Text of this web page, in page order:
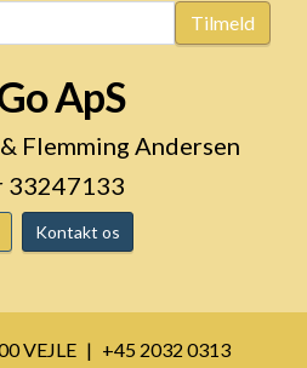
Tilmeld
ApS
Flemming Andersen
33247133
Kontakt os
VEJLE
+45 2032 0313